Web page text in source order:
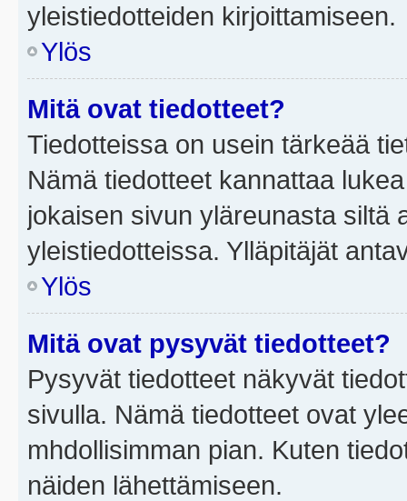
yleistiedotteiden kirjoittamiseen.
Ylös
Mitä ovat tiedotteet?
Tiedotteissa on usein tärkeää
Nämä tiedotteet kannattaa
jokaisen sivun yläreunasta siltä
yleistiedotteissa. Ylläpitäjät
Ylös
Mitä ovat pysyvät tiedotteet?
Pysyvät tiedotteet näkyvät
sivulla. Nämä tiedotteet ovat
mhdollisimman pian. Kuten
näiden lähettämiseen.